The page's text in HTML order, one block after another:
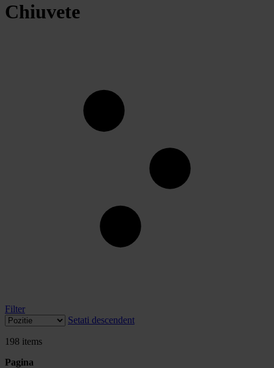
Chiuvete
Filter
Setati descendent
198 items
Pagina